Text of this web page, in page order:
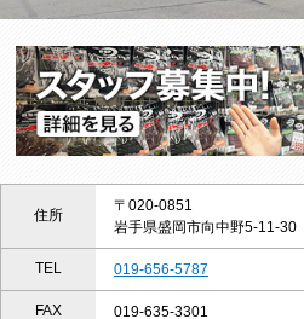
住所
〒020-0851
岩手県盛岡市向中野5-11-30
TEL 019-656-5787
FAX 019-635-3301